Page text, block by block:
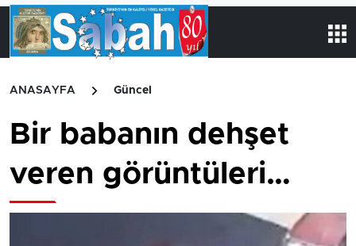
ANASAYFA Güncel
Bir babanın dehşet
veren görüntüleri…